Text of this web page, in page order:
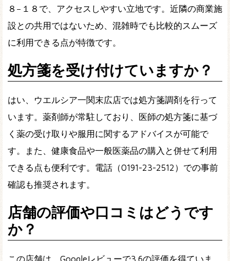
８−１８で、アクセスしやすい立地です。近隣の商業施
設との共用ではないため、混雑時でも比較的スムーズ
に利用できる点が特徴です。
処方箋を受け付けていますか？
はい、ウエルシア一関末広店では処方箋調剤を行って
います。薬剤師が常駐しており、医師の処方箋に基づ
く薬の受け取りや服用に関するアドバイスが可能で
す。また、健康食品や一般医薬品の購入と併せて利用
できる点も便利です。電話（0191-23-2512）での事前
確認も推奨されます。
店舗の評価や口コミはどうです
か？